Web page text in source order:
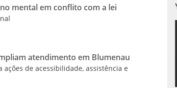
mental em conflito com a lei
atendimento em Blumenau
de acessibilidade, assistência e